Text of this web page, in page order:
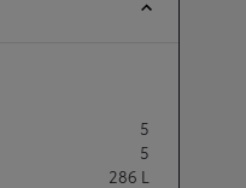
5
5
286 L